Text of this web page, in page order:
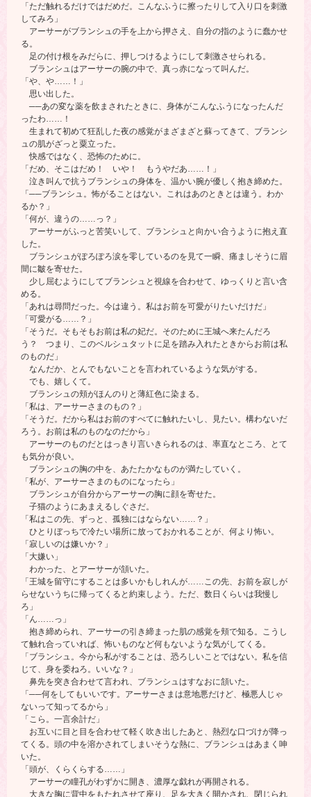
「ただ触れるだけではだめだ。こんなふうに擦ったりして入り口を刺激
してみろ」
アーサーがブランシュの手を上から押さえ、自分の指のように蠢かせ
る。
足の付け根をみだらに、押しつけるようにして刺激させられる。
ブランシュはアーサーの腕の中で、真っ赤になって叫んだ。
「や、や……！」
思い出した。
──あの変な薬を飲まされたときに、身体がこんなふうになったんだ
ったわ……！
生まれて初めて狂乱した夜の感覚がまざまざと蘇ってきて、ブランシ
ュの肌がざっと粟立った。
快感ではなく、恐怖のために。
「だめ、そこはだめ！ いや！ もうやだあ……！」
泣き叫んで抗うブランシュの身体を、温かい腕が優しく抱き締めた。
「──ブランシュ。怖がることはない。これはあのときとは違う。わか
るか？」
「何が、違うの……っ？」
アーサーがふっと苦笑いして、ブランシュと向かい合うように抱え直
した。
ブランシュがぽろぽろ涙を零しているのを見て一瞬、痛ましそうに眉
間に皺を寄せた。
少し屈むようにしてブランシュと視線を合わせて、ゆっくりと言い含
める。
「あれは尋問だった。今は違う。私はお前を可愛がりたいだけだ」
「可愛がる……？」
「そうだ。そもそもお前は私の妃だ。そのために王城へ来たんだろ
う？ つまり、このベルシュタットに足を踏み入れたときからお前は私
のものだ」
なんだか、とんでもないことを言われているような気がする。
でも、嬉しくて。
ブランシュの頬がほんのりと薄紅色に染まる。
「私は、アーサーさまのもの？」
「そうだ。だから私はお前のすべてに触れたいし、見たい。構わないだ
ろう。お前は私のものなのだから」
アーサーのものだとはっきり言いきられるのは、率直なところ、とて
も気分が良い。
ブランシュの胸の中を、あたたかなものが満たしていく。
「私が、アーサーさまのものになったら」
ブランシュが自分からアーサーの胸に顔を寄せた。
子猫のようにあまえるしぐさだ。
「私はこの先、ずっと、孤独にはならない……？」
ひとりぼっちで冷たい場所に放っておかれることが、何より怖い。
「寂しいのは嫌いか？」
「大嫌い」
わかった、とアーサーが頷いた。
「王城を留守にすることは多いかもしれんが……この先、お前を寂しが
らせないうちに帰ってくると約束しよう。ただ、数日くらいは我慢し
ろ」
「ん……っ」
抱き締められ、アーサーの引き締まった肌の感覚を頬で知る。こうし
て触れ合っていれば、怖いものなど何もないような気がしてくる。
「ブランシュ。今から私がすることは、恐ろしいことではない。私を信
じて、身を委ねろ。いいな？」
鼻先を突き合わせて言われ、ブランシュはすなおに頷いた。
「──何をしてもいいです。アーサーさまは意地悪だけど、極悪人じゃ
ないって知ってるから」
「こら。一言余計だ」
お互いに目と目を合わせて軽く吹き出したあと、熱烈な口づけが降っ
てくる。頭の中を溶かされてしまいそうな熱に、ブランシュはあまく呻
いた。
「頭が、くらくらする……」
アーサーの瞳孔がわずかに開き、濃厚な戯れが再開される。
大きな胸に背中をもたれさせて座り、足を大きく開かされ、閉じられ